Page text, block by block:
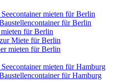
mieten für Berlin
für Berlin
für Berlin
Miete für Berlin
mieten für Berlin
mieten für Hamburg
für Hamburg